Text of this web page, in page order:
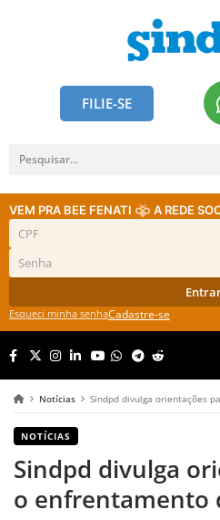
FILIE-SE
VEM PRA BEE FENATI A REDE
Esqueci minha senhaCadastre-se
Notícias Sindpd divulga orientações
NOTÍCIAS
Sindpd divulga
o enfrentamento